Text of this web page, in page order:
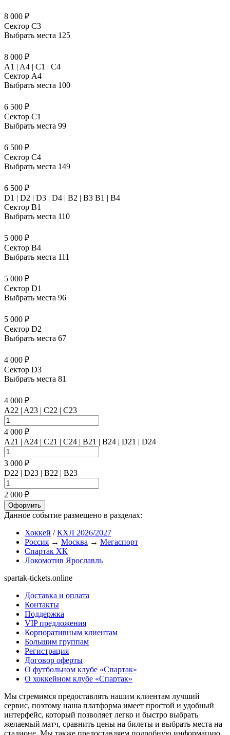
8 000 ₽
Сектор C3
Выбрать места 125
8 000 ₽
A1 | A4 | C1 | C4
Сектор A4
Выбрать места 100
6 500 ₽
Сектор C1
Выбрать места 99
6 500 ₽
Сектор C4
Выбрать места 149
6 500 ₽
D1 | D2 | D3 | D4 | B2 | B3 B1 | В4
Сектор B1
Выбрать места 110
5 000 ₽
Сектор B4
Выбрать места 111
5 000 ₽
Сектор D1
Выбрать места 96
5 000 ₽
Сектор D2
Выбрать места 67
4 000 ₽
Сектор D3
Выбрать места 81
4 000 ₽
A22 | A23 | C22 | C23
4 000 ₽
A21 | A24 | C21 | C24 | B21 | B24 | D21 | D24
3 000 ₽
D22 | D23 | B22 | B23
2 000 ₽
Оформить
Данное событие размещено в разделах:
Хоккей /КХЛ 2026/2027
Россия → Москва → Мегаспорт
Спартак ХК
Локомотив Ярославль
spartak-tickets.online
Доставка и оплата
Контакты
Поддержка
VIP предложения
Корпоративным клиентам
Большим группам
Регистрация
Договор оферты
О футбольном клубе «Спартак»
О хоккейном клубе «Спартак»
Мы стремимся предоставлять нашим клиентам лучший
сервис, поэтому наша платформа имеет простой и удобный
интерфейс, который позволяет легко и быстро выбрать
желаемый матч, сравнить цены на билеты и выбрать места на